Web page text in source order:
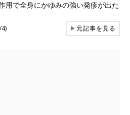
用で全身にかゆみの強い発疹が出た
▶元記事を見る